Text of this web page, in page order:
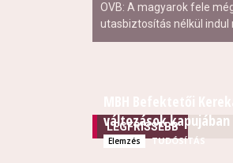
OVB: A magyarok fele
utasbiztosítás nélkül indul
LEGFRISSEBB
változások kapujában
Elemzés TUDÓSÍTÁS